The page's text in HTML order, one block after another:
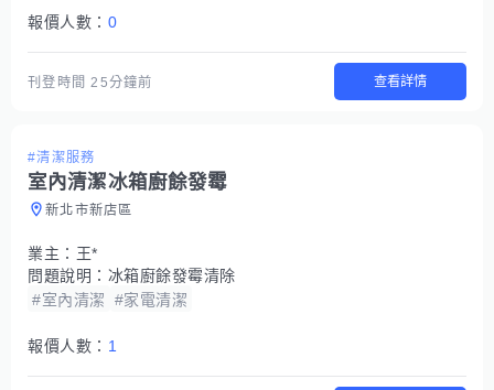
報價人數： 0
刊登時間25分鐘前 查看詳情
#清潔服務
室內清潔冰箱廚餘發霉
新北市新店區
業主： 王*
問題說明： 冰箱廚餘發霉清除
#室內清潔
#家電清潔
報價人數： 1